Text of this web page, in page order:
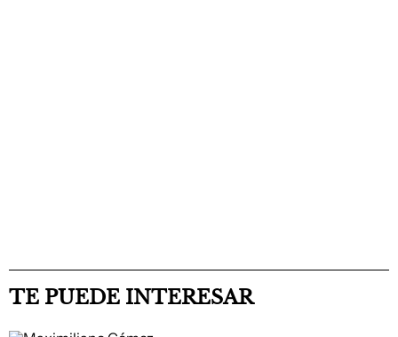
TE PUEDE INTERESAR